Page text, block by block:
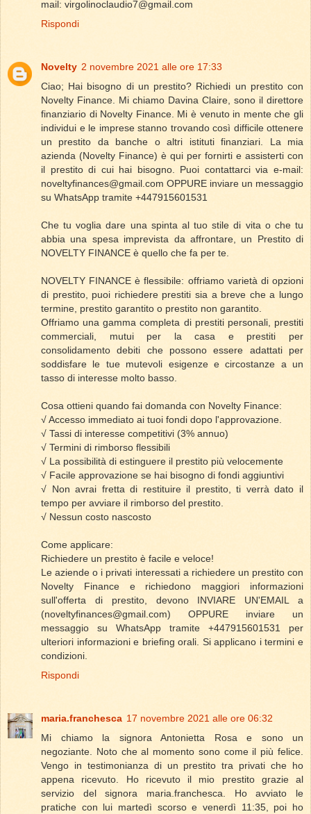
mail: virgolinoclaudio7@gmail.com
Rispondi
Novelty 2 novembre 2021 alle ore 17:33
Ciao; Hai bisogno di un prestito? Richiedi un prestito con
Novelty Finance. Mi chiamo Davina Claire, sono il direttore
finanziario di Novelty Finance. Mi è venuto in mente che gli
individui e le imprese stanno trovando così difficile ottenere
un prestito da banche o altri istituti finanziari. La mia
azienda (Novelty Finance) è qui per fornirti e assisterti con
il prestito di cui hai bisogno. Puoi contattarci via e-mail:
noveltyfinances@gmail.com OPPURE inviare un messaggio
su WhatsApp tramite +447915601531
Che tu voglia dare una spinta al tuo stile di vita o che tu
abbia una spesa imprevista da affrontare, un Prestito di
NOVELTY FINANCE è quello che fa per te.
NOVELTY FINANCE è flessibile: offriamo varietà di opzioni
di prestito, puoi richiedere prestiti sia a breve che a lungo
termine, prestito garantito o prestito non garantito.
Offriamo una gamma completa di prestiti personali, prestiti
commerciali, mutui per la casa e prestiti per
consolidamento debiti che possono essere adattati per
soddisfare le tue mutevoli esigenze e circostanze a un
tasso di interesse molto basso.
Cosa ottieni quando fai domanda con Novelty Finance:
√ Accesso immediato ai tuoi fondi dopo l'approvazione.
√ Tassi di interesse competitivi (3% annuo)
√ Termini di rimborso flessibili
√ La possibilità di estinguere il prestito più velocemente
√ Facile approvazione se hai bisogno di fondi aggiuntivi
√ Non avrai fretta di restituire il prestito, ti verrà dato il
tempo per avviare il rimborso del prestito.
√ Nessun costo nascosto
Come applicare:
Richiedere un prestito è facile e veloce!
Le aziende o i privati ​​interessati a richiedere un prestito con
Novelty Finance e richiedono maggiori informazioni
sull'offerta di prestito, devono INVIARE UN'EMAIL a
(noveltyfinances@gmail.com) OPPURE inviare un
messaggio su WhatsApp tramite +447915601531 per
ulteriori informazioni e briefing orali. Si applicano i termini e
condizioni.
Rispondi
maria.franchesca 17 novembre 2021 alle ore 06:32
Mi chiamo la signora Antonietta Rosa e sono un
negoziante. Noto che al momento sono come il più felice.
Vengo in testimonianza di un prestito tra privati ​​che ho
appena ricevuto. Ho ricevuto il mio prestito grazie al
servizio del signora maria.franchesca. Ho avviato le
pratiche con lui martedì scorso e venerdì 11:35, poi ho